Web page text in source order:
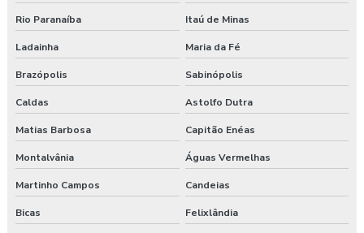
Rio Paranaíba Itaú de Minas
Ladainha Maria da Fé
Brazópolis Sabinópolis
Caldas Astolfo Dutra
Matias Barbosa Capitão Enéas
Montalvânia Águas Vermelhas
Martinho Campos Candeias
Bicas Felixlândia